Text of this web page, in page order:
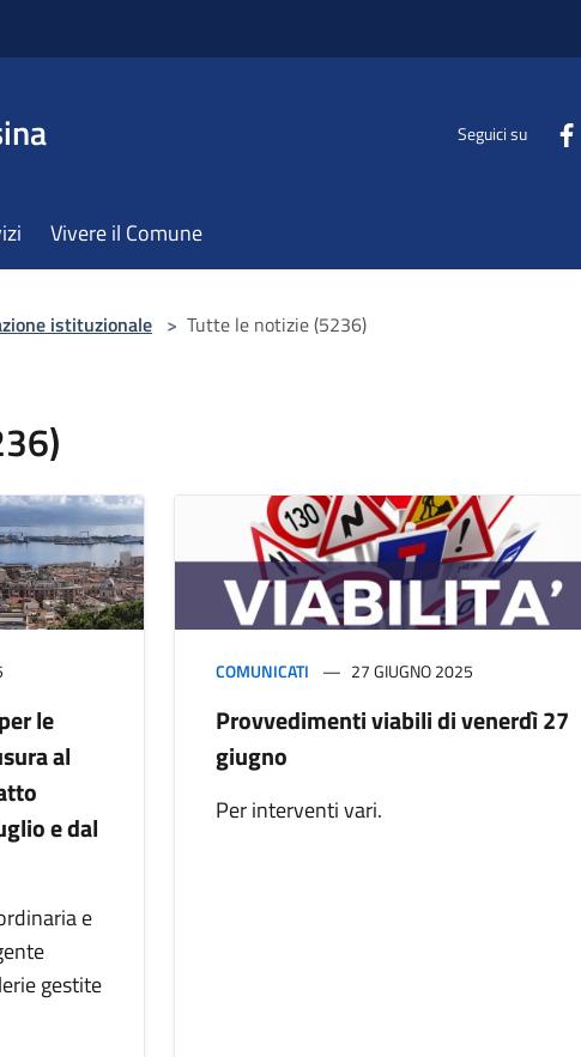
Seguici su
Vivere il Comune
istituzionale > Tutte le notizie (5236)
le
al
e dal
e
gestite
COMUNICATI 27 GIUGNO 2025
Provvedimenti viabili di venerdì 27
giugno
Per interventi vari.